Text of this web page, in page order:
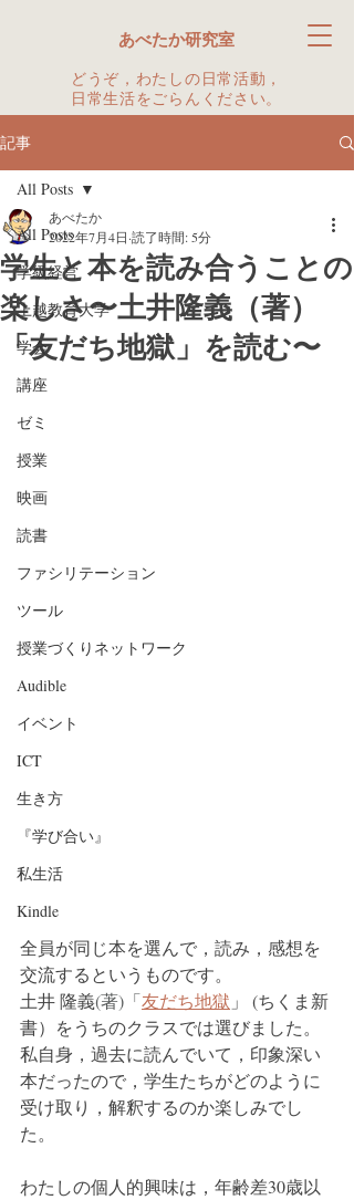
どうぞ，わたしの日常活動，
日常生活をごらんください。
あべたか研究室
記事
All Posts
学級経営
上越教育大学
学会
講座
ゼミ
授業
映画
読書
ファシリテーション
ツール
授業づくりネットワーク
Audible
イベント
ICT
生き方
『学び合い』
私生活
Kindle
All Posts
学生と本を読み合うことの
楽しさ〜土井隆義（著）
「友だち地獄」を読む〜
あべたか
2022年7月4日 読了時間: 5分
全員が同じ本を選んで，読み，感想を
交流するというものです。
土井 隆義(著)「友だち地獄 」 (ちくま新
書）をうちのクラスでは選びました。
私自身，過去に読んでいて，印象深い
本だったので，学生たちがどのように
受け取り，解釈するのか楽しみでし
た。
わたしの個人的興味は，年齢差30歳以